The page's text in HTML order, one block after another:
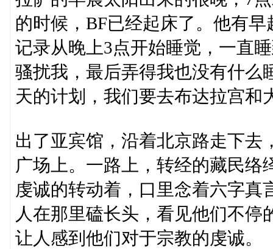
的时候，BF已经起床了。他有
记录从晚上3点开始睡觉，一直
骚扰我，最后弄得我也没有什么
天的计划，我们要去布达拉宫和
出了亚宾馆，沿着北京路走下去
广场上。一路上，转经的藏民络
虔诚的转动着，口里念着六字真
人在那里磕长头，看见他们不
让人感到他们对于宗教的虔诚。